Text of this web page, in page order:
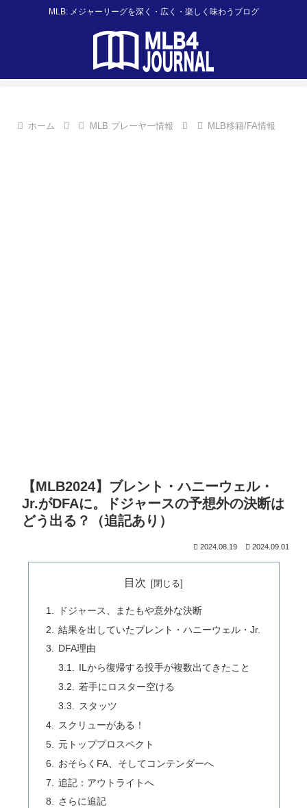
MLB: メジャーリーグを深く・広く・楽しく味わうブログ
ホーム MLB プレーヤー情報 MLB移籍/FA情報
【MLB2024】ブレント・ハニーウェル・
Jr.がDFAに。ドジャースの予想外の決断は
どう出る？（追記あり）
2024.08.19 2024.09.01
目次
ドジャース、またもや意外な決断
結果を出していたブレント・ハニーウェル・Jr.
DFA理由
ILから復帰する投手が複数出てきたこと
若手にロスター空ける
スタッツ
スクリューがある！
元トッププロスペクト
おそらくFA、そしてコンテンダーへ
追記：アウトライトへ
さらに追記